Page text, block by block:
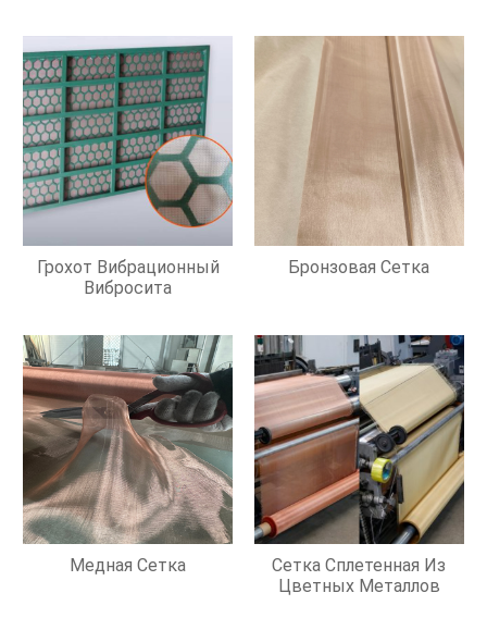
Грохот Вибрационный
Вибросита
Бронзовая Сетка
Медная Сетка
Сетка Сплетенная Из
Цветных Металлов